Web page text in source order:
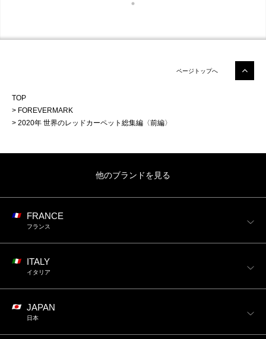
ページトップへ
TOP
FOREVERMARK
2020年 世界のレッドカーペット総集編〈前編〉
他のブランドを見る
FRANCE
フランス
ITALY
イタリア
JAPAN
日本